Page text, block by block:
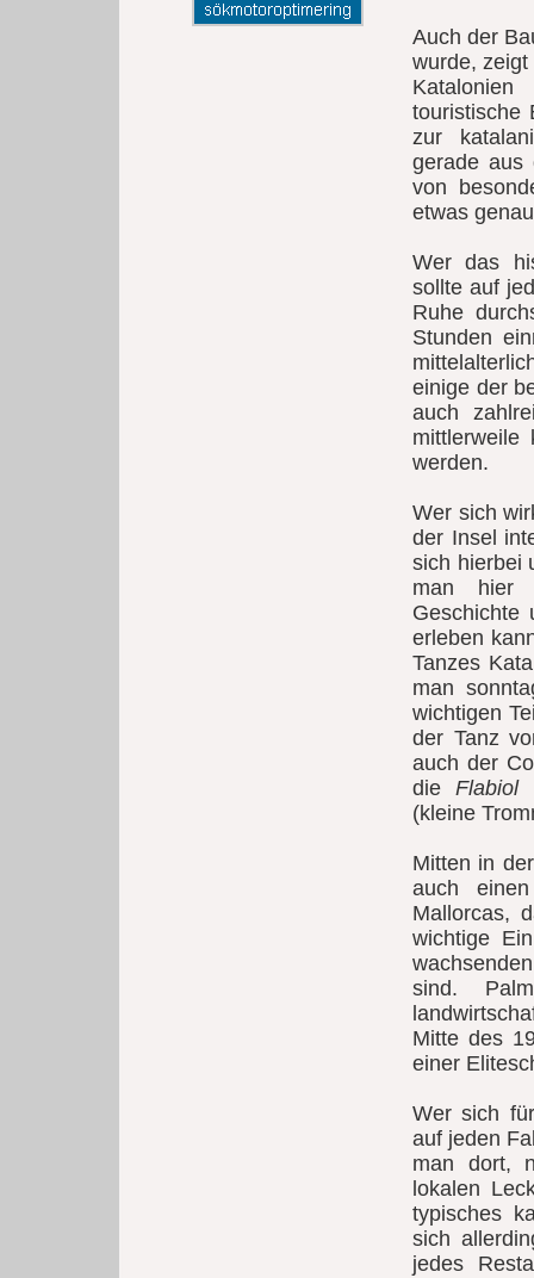
Auch der
wurde,
touristische
zur
gerade aus
von
etwas
Wer das
sollte auf
Ruhe
Stunden
einige der
auch
mittlerweile
werden.
Wer sich
der Insel
sich hierbei
man hier
Geschichte
erleben
Tanzes
man
wichtigen
der Tanz
auch der
die Flabiol
(kleine
Mitten in
auch
Mallorcas,
wichtige
sind.
Mitte des
einer
Wer sich
auf jeden
man dort,
lokalen
typisches
sich
jedes